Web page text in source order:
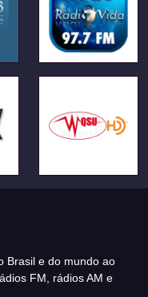
Brasil e do mundo ao
FM, rádios AM e